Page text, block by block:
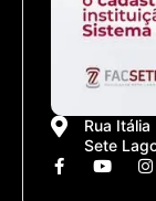
Rua
Sete
F
a
Y
o
I
n